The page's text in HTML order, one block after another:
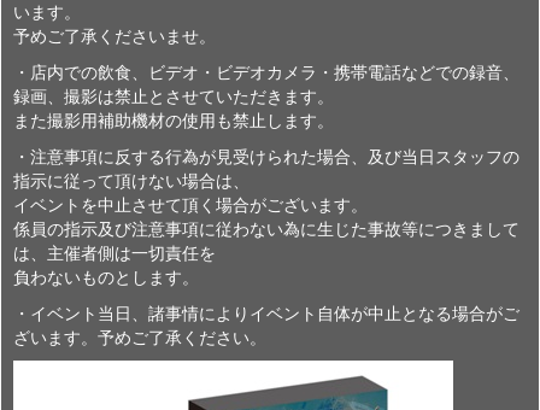
います。
予めご了承くださいませ。
・店内での飲食、ビデオ・ビデオカメラ・携帯電話などでの録音、
録画、撮影は禁止とさせていただきます。
また撮影用補助機材の使用も禁止します。
・注意事項に反する行為が見受けられた場合、及び当日スタッフの
指示に従って頂けない場合は、
イベントを中止させて頂く場合がございます。
係員の指示及び注意事項に従わない為に生じた事故等につきまして
は、主催者側は一切責任を
負わないものとします。
・イベント当日、諸事情によりイベント自体が中止となる場合がご
ざいます。予めご了承ください。